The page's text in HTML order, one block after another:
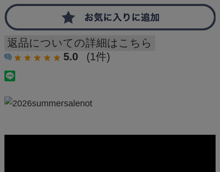
返品についての詳細はこちら
5.0
(1件)